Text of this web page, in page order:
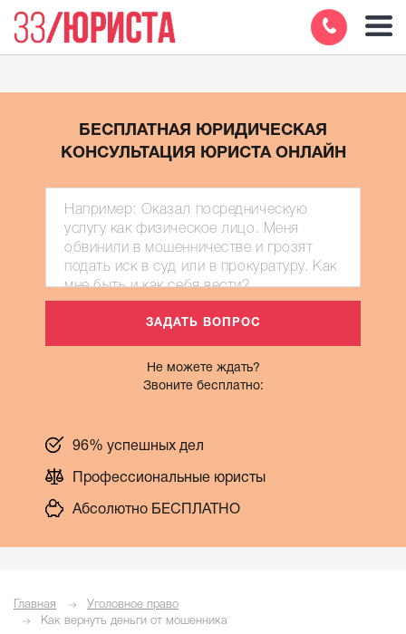
БЕСПЛАТНАЯ ЮРИДИЧЕСКАЯ
КОНСУЛЬТАЦИЯ ЮРИСТА ОНЛАЙН
Не можете ждать?
Звоните бесплатно:
96% успешных дел
Профессиональные юристы
Абсолютно БЕСПЛАТНО
Главная
Уголовное право
Как вернуть деньги от мошенника